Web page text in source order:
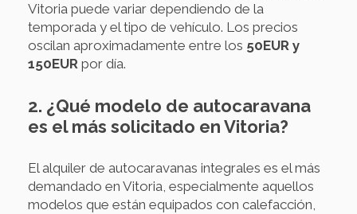
Vitoria puede variar dependiendo de la
temporada y el tipo de vehículo. Los precios
oscilan aproximadamente entre los 50EUR y
150EUR por día.
2. ¿Qué modelo de autocaravana
es el más solicitado en Vitoria?
El alquiler de autocaravanas integrales es el más
demandado en Vitoria, especialmente aquellos
modelos que están equipados con calefacción,